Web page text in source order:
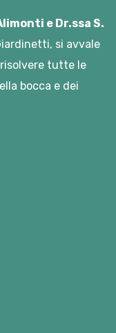
e Dr.ssa S.
si avvale
tutte le
bocca e dei